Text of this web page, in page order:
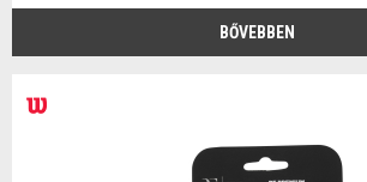
BŐVEBBEN